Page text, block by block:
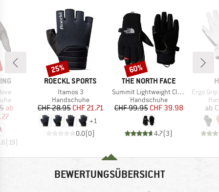
Preis
ab
(19)
MARKE
ROECKL SPORTS
Artikel
Itamos 3
Produktgruppe
Handschuhe
Preis
CHF 28.95reduzierter Preis
CHF 21.71
+1
0.0(0)
Rabatt
25%
MARKE
THE NORTH FACE
Artikel
Summit Lightweight Climb Glove
Produktgruppe
Handschuhe
Preis
CHF 99.95reduzierter Preis
CHF 39.98
4.7(3)
Rabatt
60%
Artikel
Ergo
ab
BEWERTUNGSÜBERSICHT